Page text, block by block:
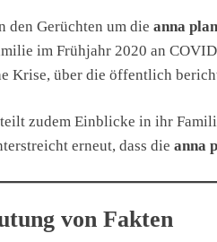
den Gerüchten um die anna
im Frühjahr 2020 an
Krise, über die öffentlich
zudem Einblicke in ihr
erneut, dass die anna
von Fakten